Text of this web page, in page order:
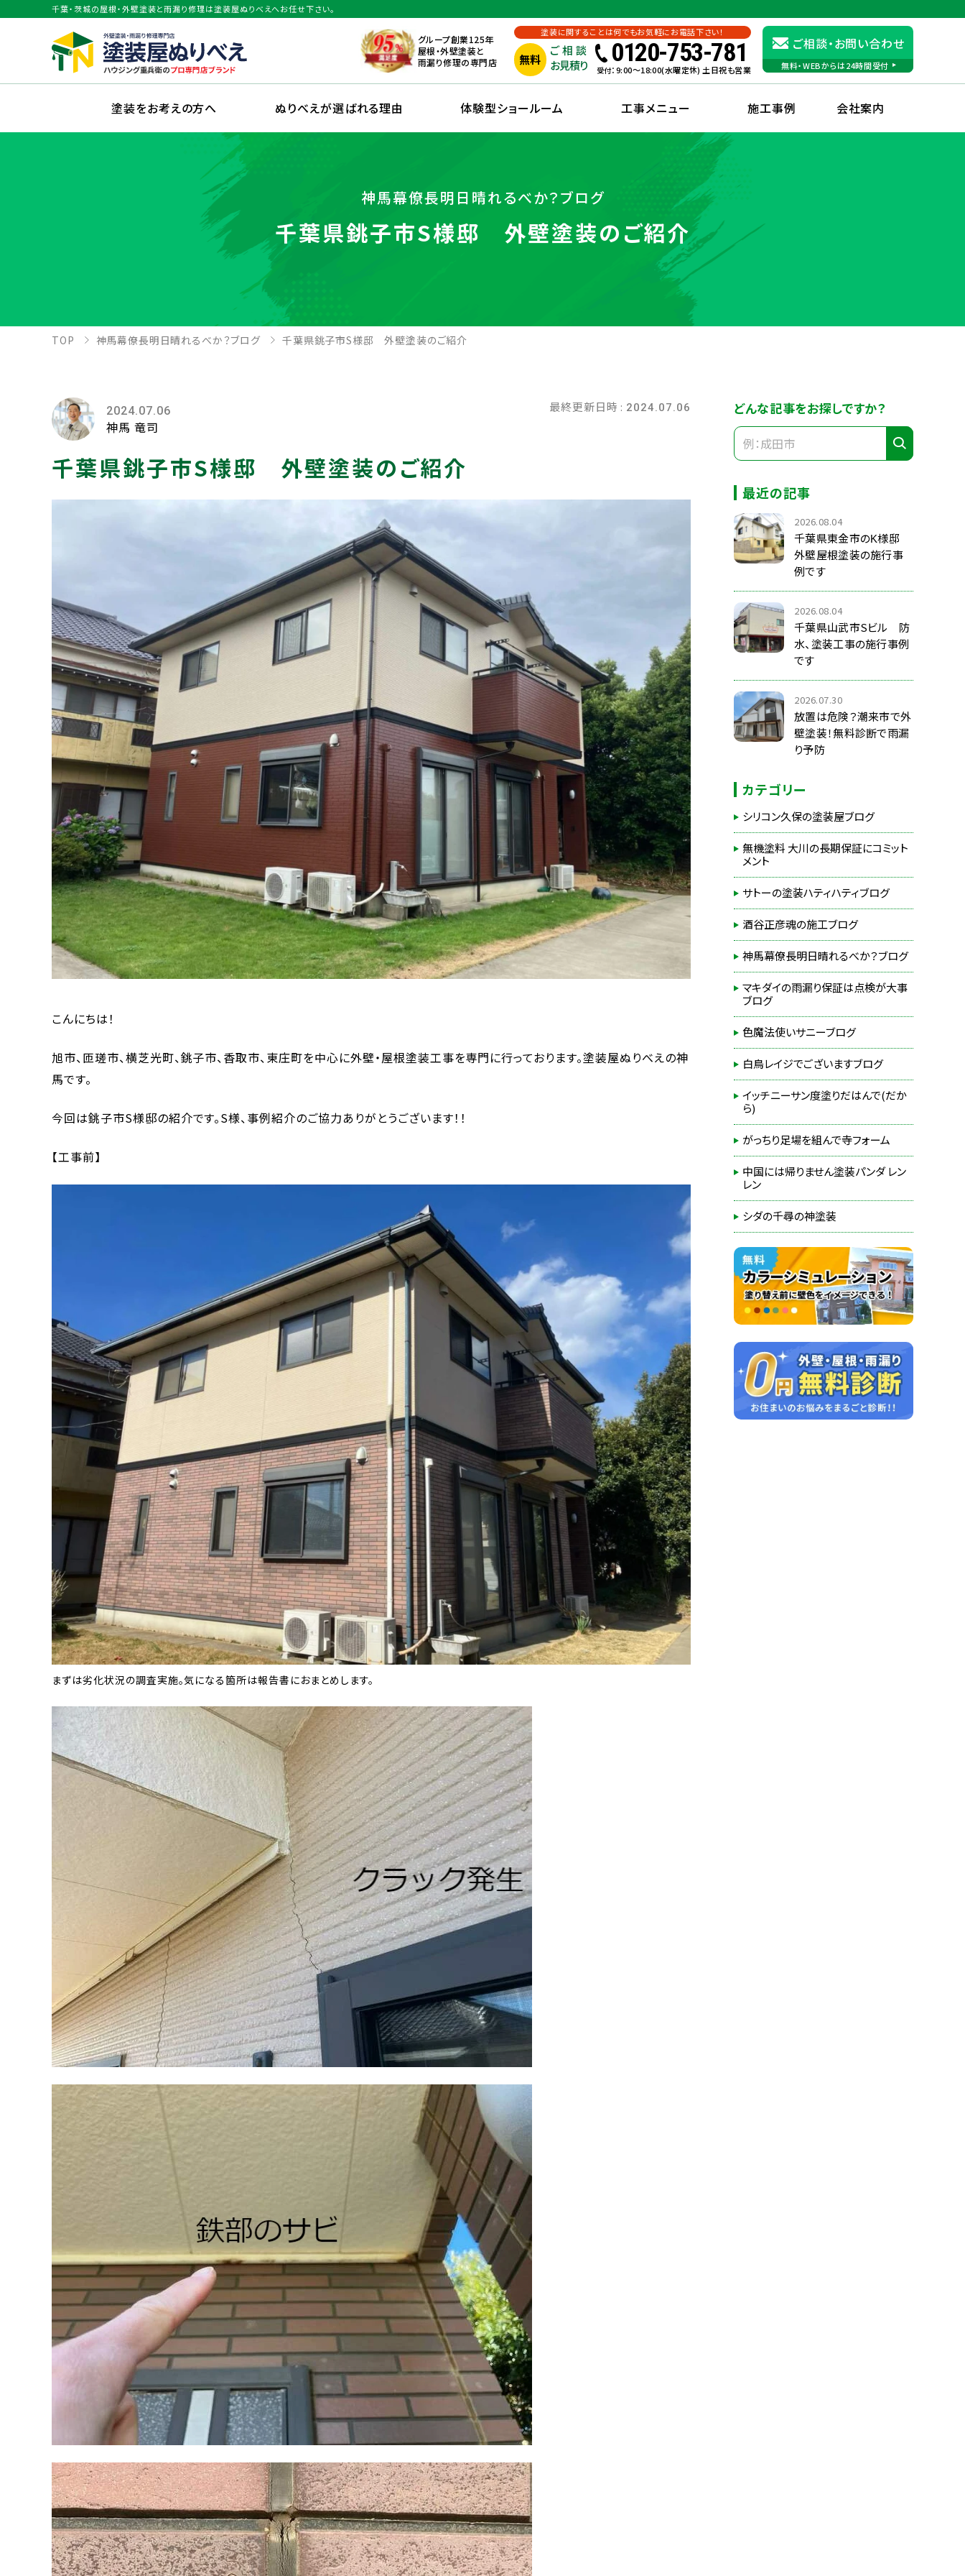
千葉・茨城の屋根・外壁塗装と雨漏り修理は塗装屋ぬりべえへお任せ下さい。
グループ創業125年
屋根・外壁塗装と
雨漏り修理の専門店
塗装に関することは何でもお気軽にお電話下さい！
無料
ご相談
お見積り
0120-753-781
受付：9:00〜18:00(水曜定休) 土日祝も営業
ご相談・お問い合わせ
無料・WEBからは24時間受付
塗装をお考えの方へ ぬりべえが選ばれる理由 体験型ショールーム 工事メニュー 施工事例 会社案内
神馬幕僚長明日晴れるべか？ブログ
千葉県銚子市S様邸 外壁塗装のご紹介
TOP 神馬幕僚長明日晴れるべか？ブログ 千葉県銚子市S様邸 外壁塗装のご紹介
2024.07.06
神馬 竜司
最終更新日時 : 2024.07.06
千葉県銚子市S様邸 外壁塗装のご紹介
こんにちは！
旭市、匝瑳市、横芝光町、銚子市、香取市、東庄町を中心に外壁・屋根塗装工事を専門に行っております。塗装屋ぬりべえの神
馬です。
今回は銚子市S様邸の紹介です。S様、事例紹介のご協力ありがとうございます！！
【工事前】
まずは劣化状況の調査実施。気になる箇所は報告書におまとめします。
どんな記事をお探しですか？
最近の記事
2026.08.04
千葉県東金市のK様邸
外壁屋根塗装の施行事
例です
2026.08.04
千葉県山武市Sビル 防
水、塗装工事の施行事例
です
2026.07.30
放置は危険？潮来市で外
壁塗装！無料診断で雨漏
り予防
カテゴリー
シリコン久保の塗装屋ブログ
無機塗料 大川の長期保証にコミット
メント
サトーの塗装ハティハティブログ
酒谷正彦魂の施工ブログ
神馬幕僚長明日晴れるべか？ブログ
マキダイの雨漏り保証は点検が大事
ブログ
色魔法使いサニーブログ
白鳥レイジでございますブログ
イッチニーサン度塗りだはんで(だか
ら)
がっちり足場を組んで寺フォーム
中国には帰りません塗装パンダ レン
レン
シダの千尋の神塗装